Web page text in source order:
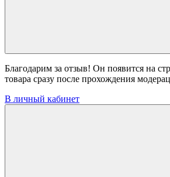
Благодарим за отзыв! Он появится на
товара сразу после прохождения
В личный кабинет